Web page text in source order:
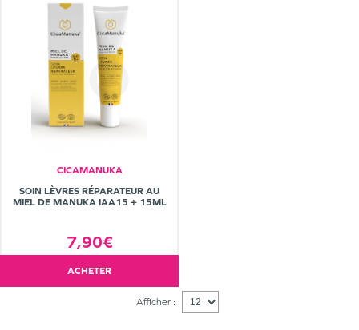
CICAMANUKA
SOIN LÈVRES RÉPARATEUR AU
MIEL DE MANUKA IAA15 + 15ML
7,90€
ACHETER
Afficher :